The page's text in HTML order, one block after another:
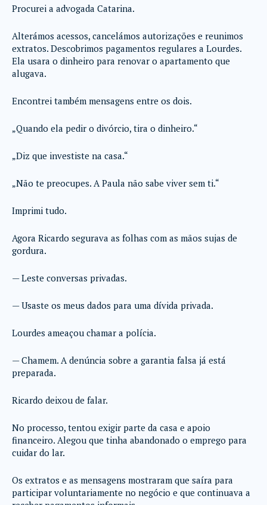
Procurei a advogada Catarina.
Alterámos acessos, cancelámos autorizações e reunimos
extratos. Descobrimos pagamentos regulares a Lourdes.
Ela usara o dinheiro para renovar o apartamento que
alugava.
Encontrei também mensagens entre os dois.
„Quando ela pedir o divórcio, tira o dinheiro.“
„Diz que investiste na casa.“
„Não te preocupes. A Paula não sabe viver sem ti.“
Imprimi tudo.
Agora Ricardo segurava as folhas com as mãos sujas de
gordura.
— Leste conversas privadas.
— Usaste os meus dados para uma dívida privada.
Lourdes ameaçou chamar a polícia.
— Chamem. A denúncia sobre a garantia falsa já está
preparada.
Ricardo deixou de falar.
No processo, tentou exigir parte da casa e apoio
financeiro. Alegou que tinha abandonado o emprego para
cuidar do lar.
Os extratos e as mensagens mostraram que saíra para
participar voluntariamente no negócio e que continuava a